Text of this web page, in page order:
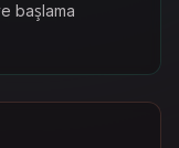
başlama